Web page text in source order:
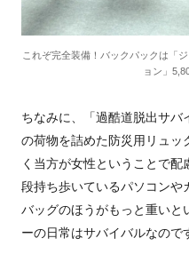
これぞ完全装備！バックパックは「
ョン」
ちなみに、「過酷道脱出サバ
の荷物を詰めた防災用リュッ
く当方が女性ということで
段持ち歩いているパソコンや
バッグのほうがもっと重い
ーの日常はサバイバルなので